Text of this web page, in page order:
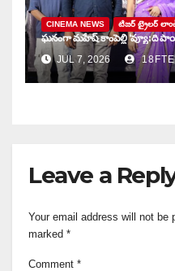
CINEMA NEWS టిజర్ ట్రైలర్
ఘనంగా మహేష్ కాంపెల్లి ‘వ్యూ: ది
JUL 7, 2026
Leave a
Your email address will not be
marked *
Comment *